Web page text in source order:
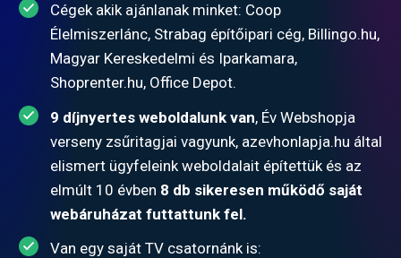
Cégek akik ajánlanak minket: Coop
Élelmiszerlánc, Strabag építőipari cég, Billingo.hu,
Magyar Kereskedelmi és Iparkamara,
Shoprenter.hu, Office Depot.
9 díjnyertes weboldalunk van, Év Webshopja
verseny zsűritagjai vagyunk, azevhonlapja.hu által
elismert ügyfeleink weboldalait építettük és az
elmúlt 10 évben 8 db sikeresen működő saját
webáruházat futtattunk fel.
Van egy saját TV csatornánk is: